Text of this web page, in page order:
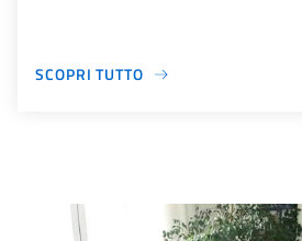
SCOPRI TUTTO